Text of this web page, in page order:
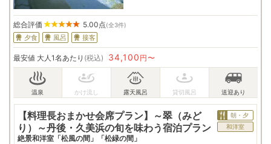
総合評価 5.00点(全3件)
夕食 風呂 接客
最安値 大人1名あたり (税込) 34,100 円〜
【料理長おまかせ会席プラン】～翠（みど
り）～丹後・久美浜の旬を味わう宿泊プラン
絶景和洋室「松風の間」「松緑の間」
朝・夕
和洋室